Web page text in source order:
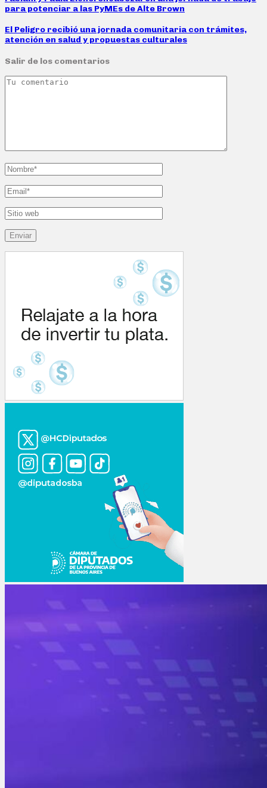
para potenciar a las PyMEs de Alte Brown
El Peligro recibió una jornada comunitaria con trámites,
atención en salud y propuestas culturales
Salir de los comentarios